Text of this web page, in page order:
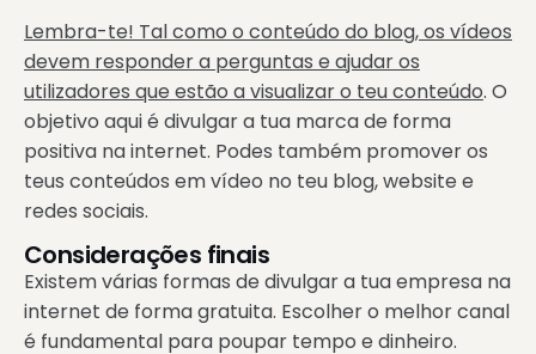
Lembra-te! Tal como o conteúdo do blog, os vídeos
devem responder a perguntas e ajudar os
utilizadores que estão a visualizar o teu conteúdo. O
objetivo aqui é divulgar a tua marca de forma
positiva na internet. Podes também promover os
teus conteúdos em vídeo no teu blog, website e
redes sociais.
Considerações finais
Existem várias formas de divulgar a tua empresa na
internet de forma gratuita. Escolher o melhor canal
é fundamental para poupar tempo e dinheiro.